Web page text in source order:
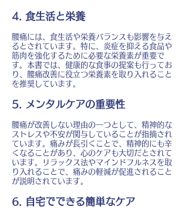
4. 食生活と栄養
腰痛には、食生活や栄養バランスも影響を与え
るとされています。特に、炎症を抑える食品や
筋肉を強化するために必要な栄養素が重要で
す。本書では、健康的な食事の提案も行ってお
り、腰痛改善に役立つ栄養素を取り入れること
を推奨しています。
5. メンタルケアの重要性
腰痛が改善しない理由の一つとして、精神的な
ストレスや不安が関与していることが指摘され
ています。痛みが長引くことで、精神的にも辛
くなることがあり、心のケアも大切だとされて
います。リラックス法やマインドフルネスを取
り入れることで、痛みの軽減が促進されること
が説明されています。
6. 自宅でできる簡単なケア